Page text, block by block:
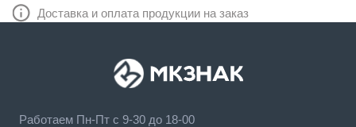
Доставка и оплата продукции на заказ
Работаем Пн-Пт с 9-30 до 18-00